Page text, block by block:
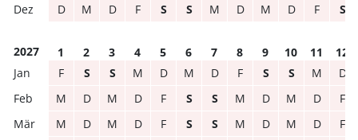
D
M D F S S M D M D F S
2027 1 2 3 4 5 6 7 8 9 10 11
12
F
S S M D M D F S S M
D
M
D M D F S S M D M D
F
M
D M D F S S M D M D
F